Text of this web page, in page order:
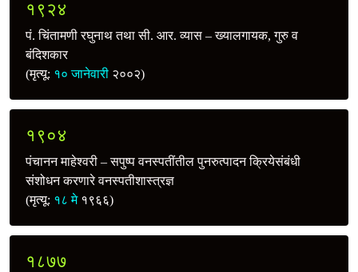
१९२४
पं. चिंतामणी रघुनाथ तथा सी. आर. व्यास – ख्यालगायक, गुरु व
बंदिशकार
(मृत्यू: १० जानेवारी २००२)
१९०४
पंचानन माहेश्वरी – सपुष्प वनस्पतींतील पुनरुत्पादन क्रियेसंबंधी
संशोधन करणारे वनस्पतीशास्त्रज्ञ
(मृत्यू: १८ मे१९६६)
१८७७